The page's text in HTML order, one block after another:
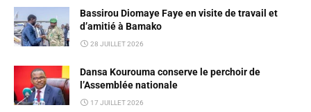
Bassirou Diomaye Faye en visite de travail et
d’amitié à Bamako
28 JUILLET 2026
Dansa Kourouma conserve le perchoir de
l’Assemblée nationale
17 JUILLET 2026